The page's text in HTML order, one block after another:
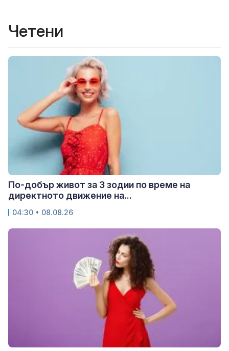
Четени
По-добър живот за 3 зодии по време на
директното движение на...
04:30 • 08.08.26